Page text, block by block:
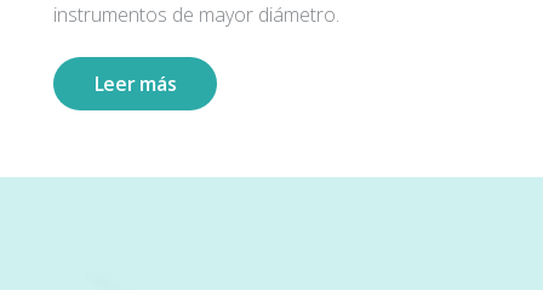
instrumentos de mayor diámetro.
Leer más